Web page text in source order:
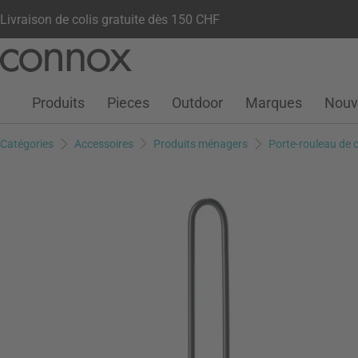
Livraison de colis gratuite dès 150 CHF
contenu
Votre compteListe de souhaits
Warenkorb
Produits Pieces Outdoor Marques
Catégories Accessoires Produits ménagers Porte-rouleau de